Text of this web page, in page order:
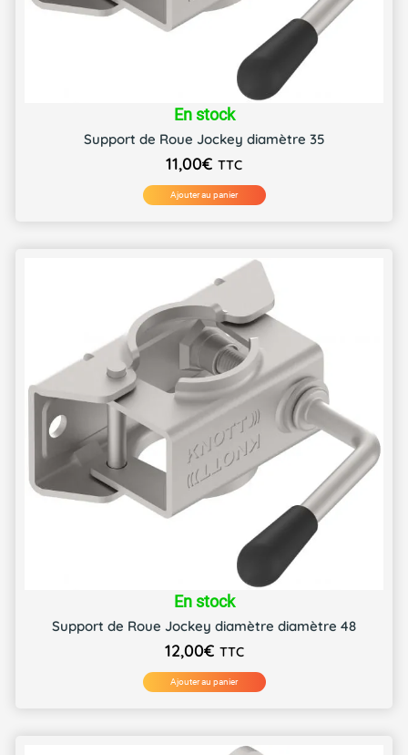
En stock
Support de Roue Jockey diamètre 35
11,00€ TTC
Ajouter au panier
En stock
Support de Roue Jockey diamètre diamètre 48
12,00€ TTC
Ajouter au panier